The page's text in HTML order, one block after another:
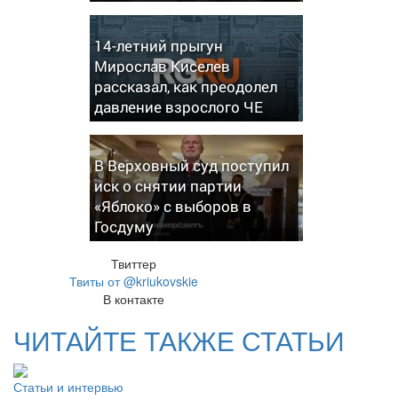
14-летний прыгун
Мирослав Киселев
рассказал, как преодолел
давление взрослого ЧЕ
В Верховный суд поступил
иск о снятии партии
«Яблоко» с выборов в
Госдуму
Твиттер
Твиты от @kriukovskie
В контакте
ЧИТАЙТЕ ТАКЖЕ СТАТЬИ
Статьи и интервью